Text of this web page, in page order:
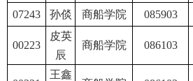
07243 孙倓 商船学院 085903
00223
皮英
辰
商船学院 086103
王鑫